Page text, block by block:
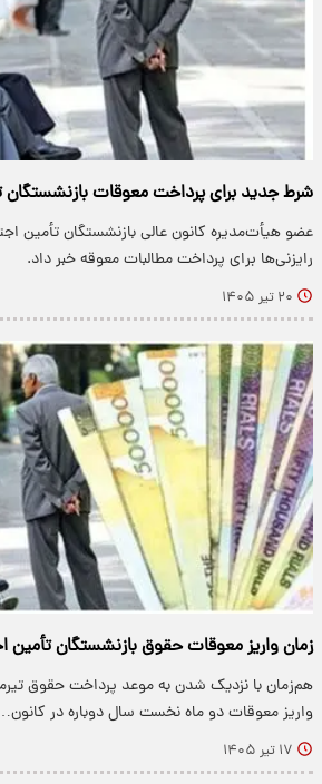
شرط جدید برای پرداخت معوقات بازنشستگان
عضو هیأت‌مدیره کانون عالی بازنشستگان تأمین
رایزنی‌ها برای پرداخت مطالبات معوقه خبر داد.
۲۰ تیر ۱۴۰۵
زمان واریز معوقات حقوق بازنشستگان تأمین
هم‌زمان با نزدیک شدن به موعد پرداخت حقوق
واریز معوقات دو ماه نخست سال دوباره در
۱۷ تیر ۱۴۰۵